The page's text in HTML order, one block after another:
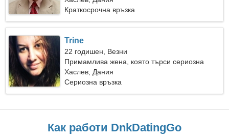
Краткосрочна връзка
Trine
22 годишен, Везни
Примамлива жена, която търси сериозна
връзка
Хаслев, Дания
Сериозна връзка
Как работи DnkDatingGo